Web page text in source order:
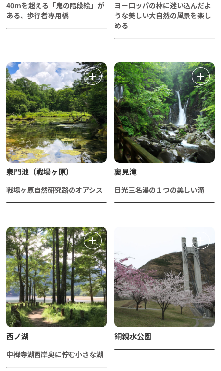
40mを超える「鬼の階段絵」が
ある、歩行者専用橋
ヨーロッパの林に迷い込んだよ
うな美しい大自然の風景を楽し
める
泉門池（戦場ヶ原）
戦場ヶ原自然研究路のオアシス
裏見滝
日光三名瀑の１つの美しい滝
西ノ湖
中禅寺湖西岸奥に佇む小さな湖
銅親水公園